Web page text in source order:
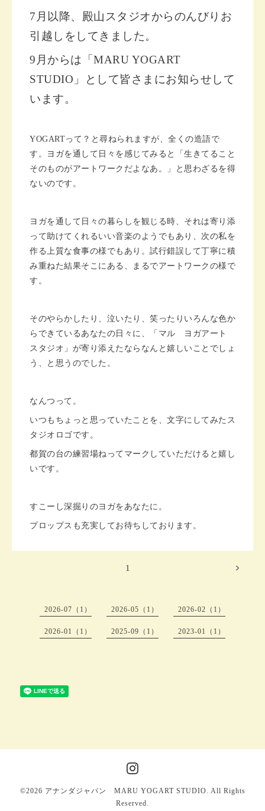
7月以降、殿山スタジオからのんびりお
引越しをしてきました。
9月からは「MARU YOGART
STUDIO」として皆さまにお知らせして
います。
YOGARTって？と尋ねられますが、全くの造語で
す。ヨガを通して日々を感じてみると「生きてること
そのものがアートワークだよなあ。」と思わざるを得
ないのです。
ヨガを通して日々の暮らしを観じる時、それは寄り添
って助けてくれるいい音楽のようでもあり、次の私を
作る上質な食事の様でもあり。 試行錯誤して丁寧に積
み重ねた結果そこにある、まるでアートワークの様で
す。
そのやらかしたり、泣いたり、笑ったり いろんな色か
らできているあなたの日々に、「マル ヨガアート
スタジオ」が寄り添えたならなんと嬉しいことでしょ
う、と思うのでした。
なんつって。
いつもちょっと思っていたことを、文字にしてみたス
タジオロゴです。
都賀の台の練習場ねってマークしていただけると嬉し
いです。
すこーし深掘りのヨガをあなたに。
プロップスも充実してお待ちしております。
1
2026-07（1） 2026-05（1） 2026-02（1）
2026-01（1） 2025-09（1） 2023-01（1）
©2026 アナンダジャパン MARU YOGART STUDIO. All Rights
Reserved.